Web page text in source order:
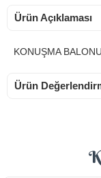
Ürün Açıklaması
KONUŞMA
Ürün